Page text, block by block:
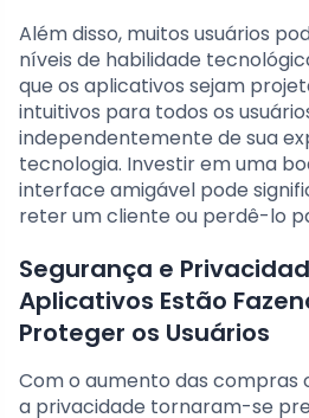
Além disso, muitos usuários
níveis de habilidade
que os aplicativos sejam
intuitivos para todos os
independentemente de sua
tecnologia. Investir em uma
interface amigável pode
reter um cliente ou perdê-lo
Segurança e
Aplicativos Estão
Proteger os Usuários
Com o aumento das compras
a privacidade tornaram-se